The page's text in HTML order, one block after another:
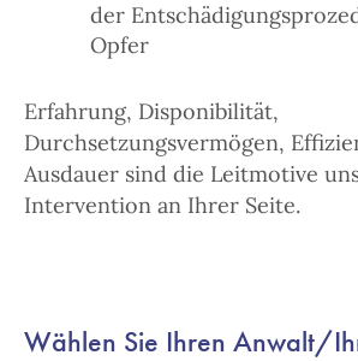
der
Opfer
Erfahrung, Disponibilität,
Durchsetzungsvermögen,
Ausdauer sind die Leitmotive
Intervention an Ihrer Seite.
Wählen Sie Ihren Anwalt/